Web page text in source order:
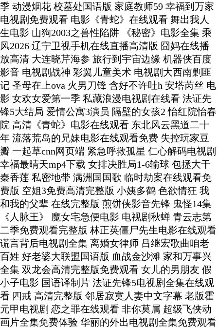
季 动漫烟花 校墓处国语版 家庭教师59 幸福到万家
电视剧免费观看 电影《青蛇》在线观看 舞出我人
生电影 山狗2003之兽性陷阱 《秘密》电影全集 乘
风2026 辽宁卫视手机在线直播高清版 囧妈在线播
放高清 大连晓芹海参 旅行到宇宙边缘 机器侠百度
影音 电视剧战神 彩翼儿童美术 电视剧大西南剿匪
记 圣母在上ova 火男刀锋 含好不许吐h 安塔芮丝 电
影 女欢女爱第一季 私藏浪漫电视剧在线看 法证先
锋5大结局 爱情公寓3演员 隔壁的女孩2 怡红院怡春
院 高清《青蛇》电影在线观看 东北风云黑道二十
年 流落荒岛的兄妹电影在线观看免费 失控玩家豆
瓣 一起草cnn网页端 紧急呼救孤星 仁心解码电视剧
幸福最晴天mp4下载 女排决胜局1-6输球 包拯大干
秦香莲 私密地带 满洲国国歌 临时劫案在线观看免
费版 空姐3免费高清完整版 小姨多鹤 色欲情狂 我
和我的父辈 在线完整版 煎饼侠影音先锋 鬼怪14集
《人脉王》 魔女宅急便电影 电视剧秋蝉 青云志第
二季免费观看完整版 林正英僵尸先生电影在线观看
谎言背后电视剧全集 离婚女律师 吕继宏歌曲咱老
百姓 好老婆大联盟国语版 血战金沙滩 家和万事兴
全集 双龙会高清完整版免费观看 女儿的男朋友 假
小子电影 国语译制片 法证先锋5电视剧全集在线观
看 四戒 高清完整版 邻居寂寞人妻中文字幕 老版霍
元甲电视剧 恋之罪在线观看 非你莫属 超级飞侠动
画片全集免费体验 华丽的外出电视剧全集免费观看